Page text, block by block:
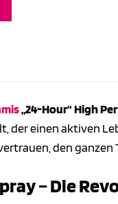
„24-Hour“ High
der einen aktiven
den ganzen
– Die